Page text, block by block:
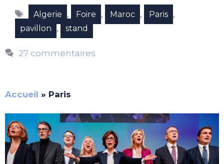
Étiquettes
Algerie , Foire , Maroc , Paris ,
pavillon , stand
27 commentaires
Accueil » Paris